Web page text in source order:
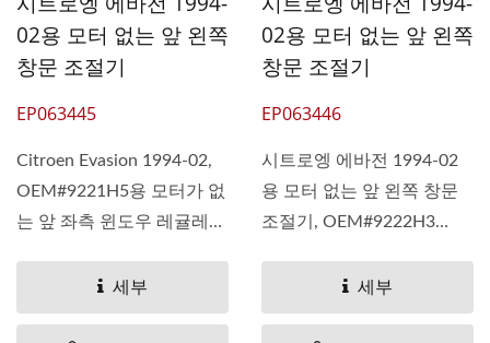
02용 모터 없는 앞 왼쪽
창문 조절기
EP063445
Citroen Evasion 1994-02,
OEM#9221H5용 모터가 없
는 앞 좌측 윈도우 레귤레이
922191HS 1484122080
1462445080 1484120080
세부
02용 모터 없는 앞 왼쪽
창문 조절기
EP063446
시트로엥 에바전 1994-02
용 모터 없는 앞 왼쪽 창문
조절기, OEM#9222H3
1484121080 1462444080
1484119080 1488559080
세부